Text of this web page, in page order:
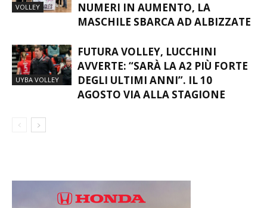
VOLLEY
NUMERI IN AUMENTO, LA
MASCHILE SBARCA AD ALBIZZATE
UYBA VOLLEY
FUTURA VOLLEY, LUCCHINI
AVVERTE: “SARÀ LA A2 PIÙ FORTE
DEGLI ULTIMI ANNI”. IL 10
AGOSTO VIA ALLA STAGIONE